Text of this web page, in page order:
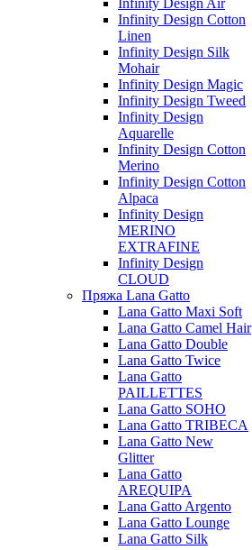
Infinity Design Air
Infinity Design Cotton
Linen
Infinity Design Silk
Mohair
Infinity Design Magic
Infinity Design Tweed
Infinity Design
Aquarelle
Infinity Design Cotton
Merino
Infinity Design Cotton
Alpaca
Infinity Design
MERINO
EXTRAFINE
Infinity Design
CLOUD
Пряжа Lana Gatto
Lana Gatto Maxi Soft
Lana Gatto Camel Hair
Lana Gatto Double
Lana Gatto Twice
Lana Gatto
PAILLETTES
Lana Gatto SOHO
Lana Gatto TRIBECA
Lana Gatto New
Glitter
Lana Gatto
AREQUIPA
Lana Gatto Argento
Lana Gatto Lounge
Lana Gatto Silk